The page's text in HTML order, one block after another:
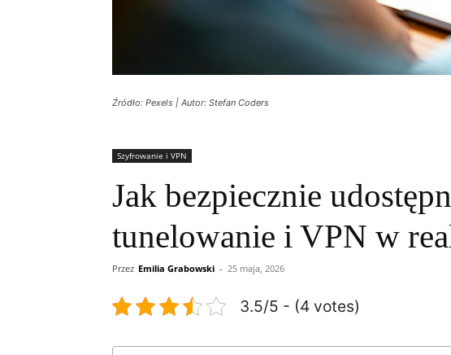
Źródło: Pexels | Autor: Stefan Coders
Szyfrowanie i VPN
Jak bezpiecznie
tunelowanie i VPN w
Przez Emilia Grabowski - 25 maja, 2026
3.5/5 - (4 votes)